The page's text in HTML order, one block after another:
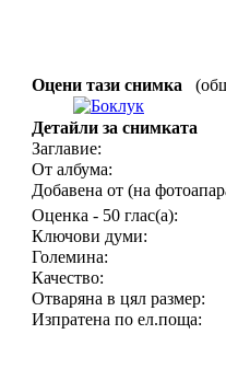
Оцени тази снимка
Детайли за снимката
Заглавие:
От албума:
Добавена от (на
Оценка - 50 глас(а):
Ключови думи:
Големина:
Качество:
Отваряна в цял размер:
Изпратена по ел.поща: